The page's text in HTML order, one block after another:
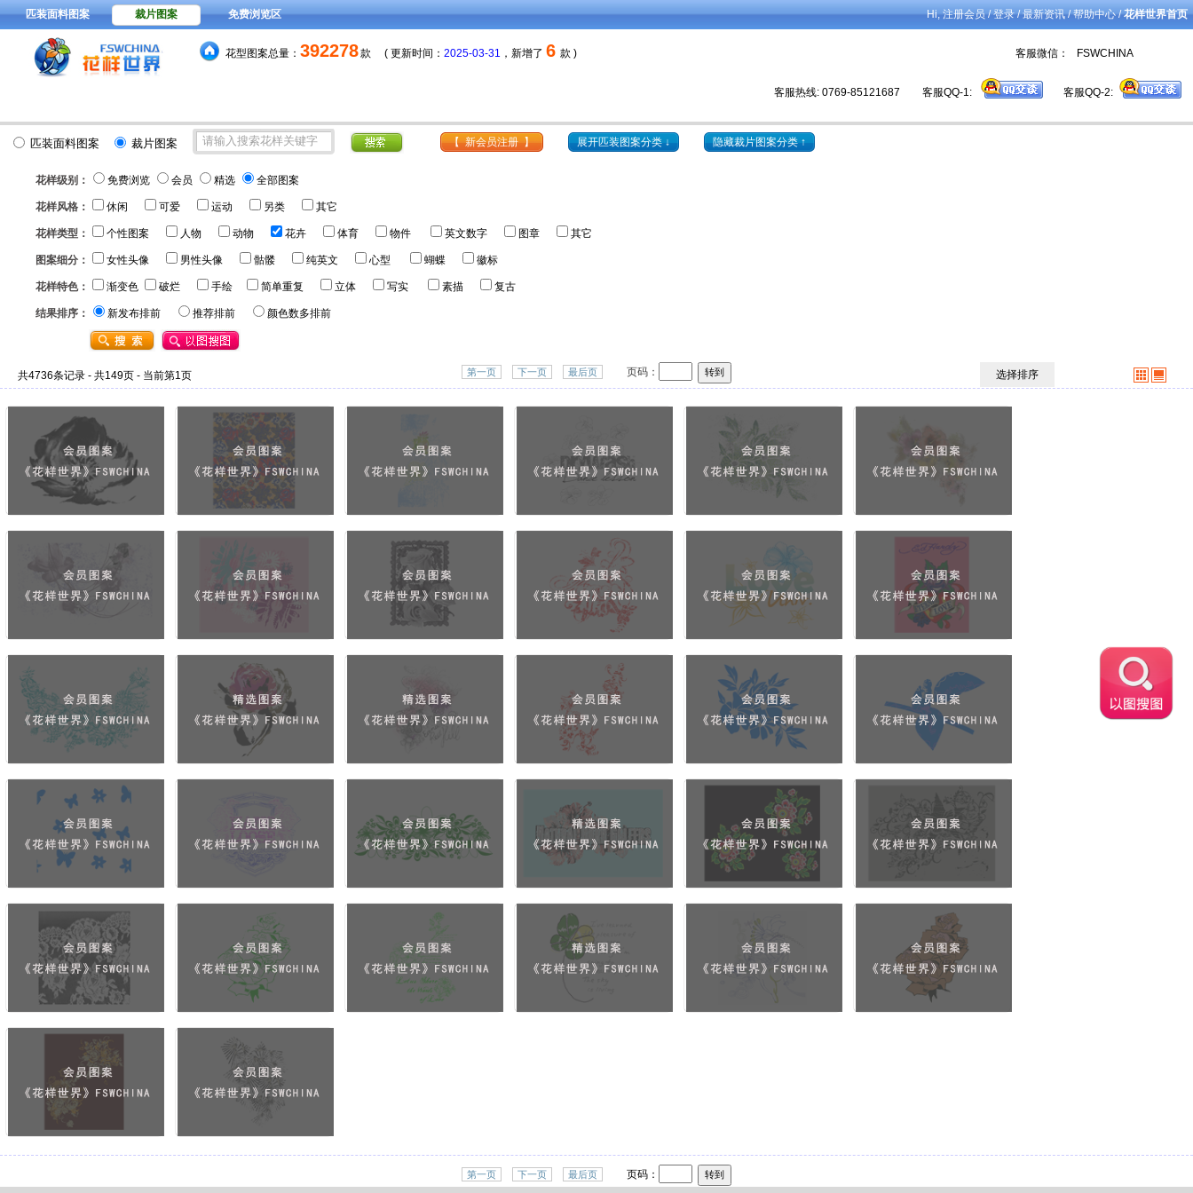
匹装面料图案 裁片图案 免费浏览区 Hi,注册会员/登录/最新资讯/帮助中心/花样世界首页
花型图案总量：392278款 ( 更新时间：2025-03-31，新增了6款 )
客服微信： FSWCHINA
客服热线: 0769-85121687 客服QQ-1: 客服QQ-2:
匹装面料图案 裁片图案 【 新会员注册 】 展开匹装图案分类 ↓ 隐藏裁片图案分类 ↑
花样级别： 免费浏览 会员 精选 全部图案
花样风格： 休闲 可爱 运动 另类 其它
花样类型： 个性图案 人物 动物 花卉 体育 物件 英文数字 图章 其它
图案细分： 女性头像 男性头像 骷髅 纯英文 心型 蝴蝶 徽标
花样特色： 渐变色 破烂 手绘 简单重复 立体 写实 素描 复古
结果排序： 新发布排前 推荐排前 颜色数多排前
共4736条记录 - 共149页 - 当前第1页 选择排序
第一页 下一页 最后页 页码：
第一页 下一页 最后页 页码：